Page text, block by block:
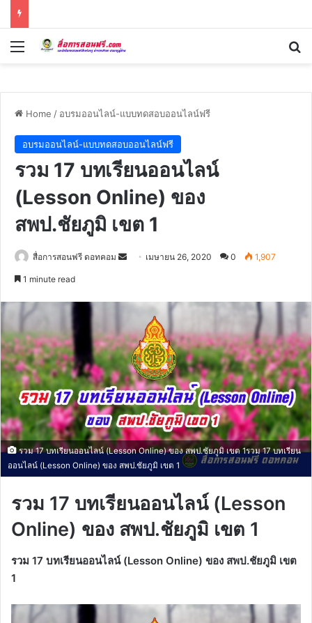
Menu
Home / อบรมออนไลน์-แบบทดสอบออนไลน์ฟรี
อบรมออนไลน์-แบบทดสอบออนไลน์ฟรี
รวม 17 บทเรียนออนไลน์
(Lesson Online) ของ
สพป.ชัยภูมิ เขต 1
สื่อการสอนฟรี ดอทคอม
Send เมษายน 26, 2020 0 1,907
1 minute read
รวม 17 บทเรียนออนไลน์ (Lesson Online) ของ สพป.ชัยภูมิ เขต 1รวม 17 บทเรียน
ออนไลน์ (Lesson Online) ของ สพป.ชัยภูมิ เขต 1
รวม 17 บทเรียนออนไลน์ (Lesson
Online) ของ สพป.ชัยภูมิ เขต 1
รวม 17 บทเรียนออนไลน์ (Lesson Online) ของ สพป.ชัยภูมิ เขต
1